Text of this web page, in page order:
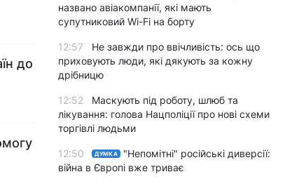
до
названо авіакомпанії, які мають
супутниковий Wi-Fi на борту
12:57
Не завжди про ввічливість: ось що
приховують люди, які дякують за кожну
дрібницю
12:52
Маскують під роботу, шлюб та
лікування: голова Нацполіції про нові схеми
торгівлі людьми
12:50 ДУМКА
"Непомітні" російські диверсії:
війна в Європі вже триває